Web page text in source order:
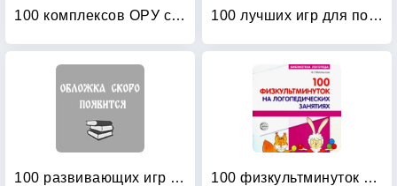
100 комплексов ОРУ с использованием стандартного и нестандартного оборудования 100 лучших игр для подготовки к школе
100 развивающих игр и упражнений от рождения до года 100 физкультминуток на логопедических занятиях